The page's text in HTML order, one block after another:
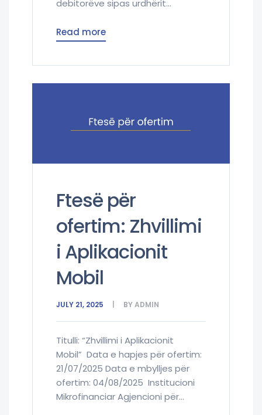
debitorëve sipas urdhërit...
Read more
Ftesë për
ofertim: Zhvillimi
i Aplikacionit
Mobil
JULY 21, 2025 BYADMIN
Titulli: “Zhvillimi i Aplikacionit
Mobil” Data e hapjes për ofertim:
21/07/2025 Data e mbylljes për
ofertim: 04/08/2025 Institucioni
Mikrofinanciar Agjencioni për...